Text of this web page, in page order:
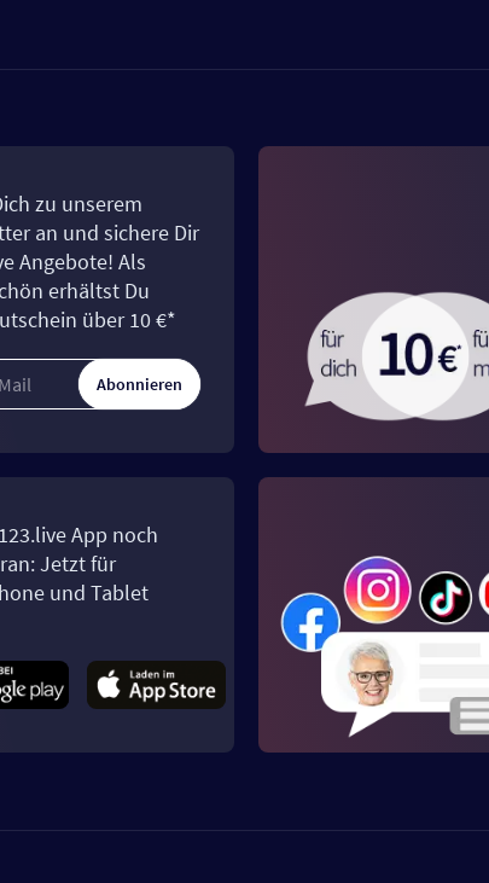
zu unserem
an und sichere Dir
Angebote! Als
erhältst Du
über 10 €*
Abonnieren
App noch
Jetzt für
und Tablet